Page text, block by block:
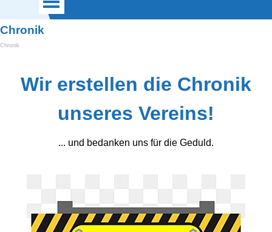
Chronik
Chronik
Wir erstellen die Chronik
unseres Vereins!
... und bedanken uns für die Geduld.